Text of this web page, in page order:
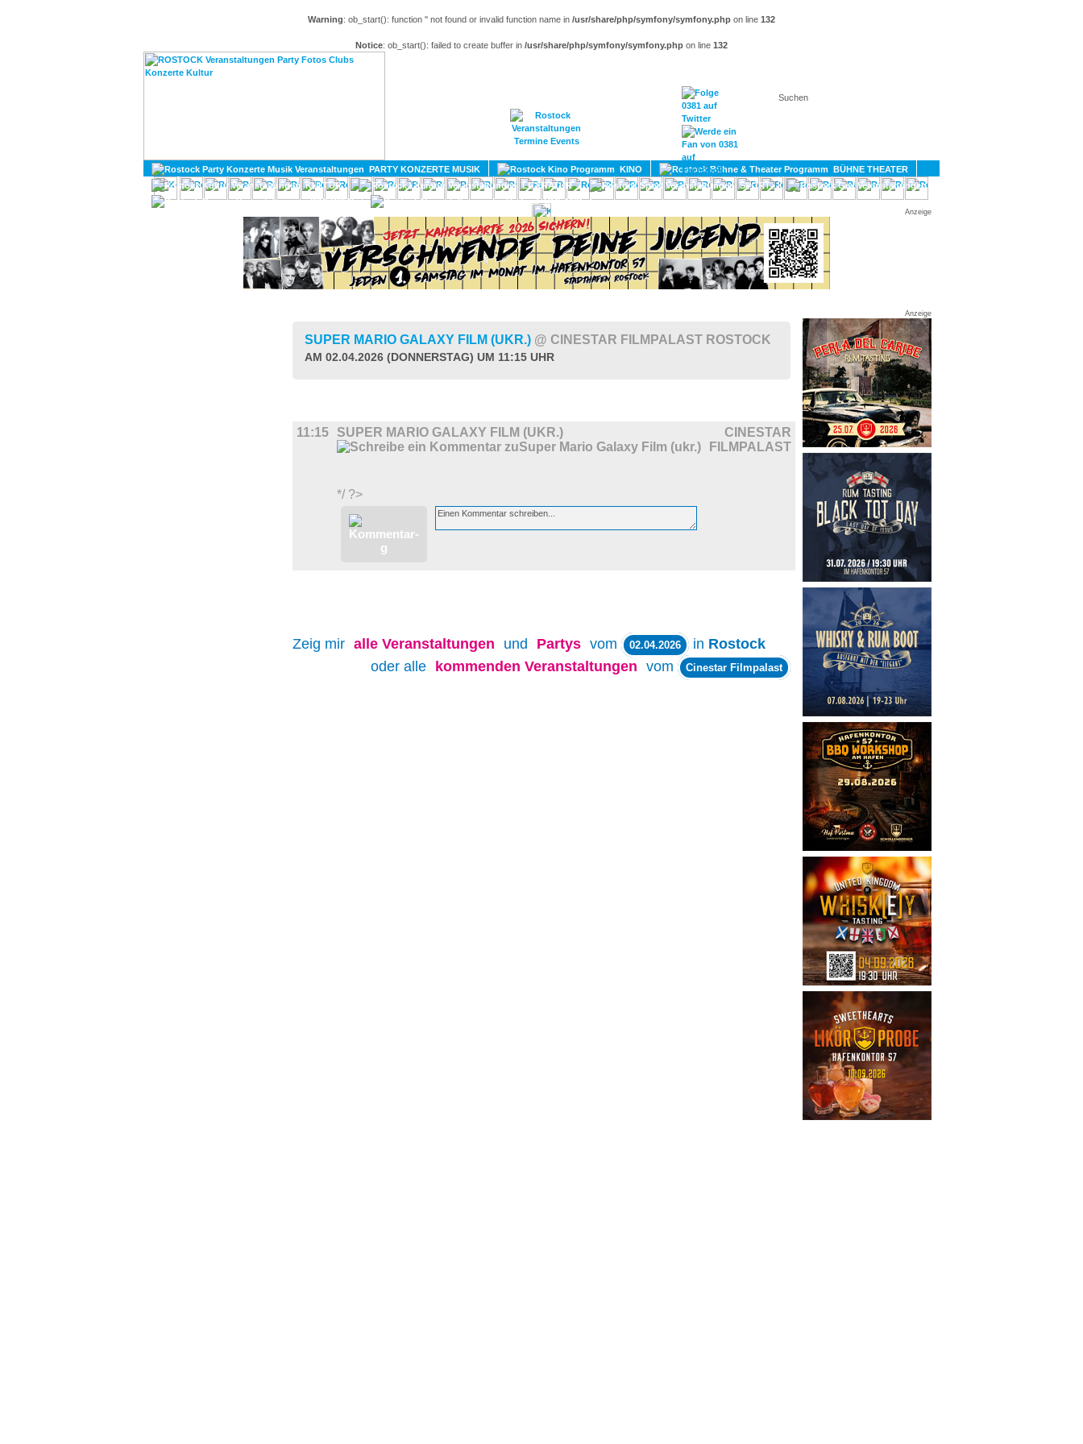
Warning: ob_start(): function '' not found or invalid function name in /usr/share/php/symfony/symfony.php on line 132
Notice: ob_start(): failed to create buffer in /usr/share/php/symfony/symfony.php on line 132
KONTAKT
PARTY KONZERTE MUSIK KINO
BÜHNE THEATER
KULTUR
LITERATUR SPORT
GAY
DIVERSES
UMLAND
Anzeige
Anzeige
SUPER MARIO GALAXY FILM (UKR.) @ CINESTAR FILMPALAST ROSTOCK
AM 02.04.2026 (DONNERSTAG) UM 11:15 UHR
11:15 SUPER MARIO GALAXY FILM (UKR.)
CINESTAR
FILMPALAST
*/ ?>
Zeig mir alle Veranstaltungen und Partys vom 02.04.2026 in Rostock
oder alle
kommenden Veranstaltungen vom Cinestar Filmpalast